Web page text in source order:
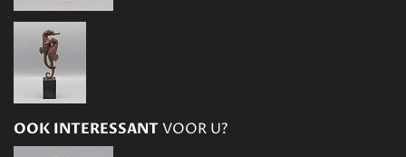
OOK INTERESSANTVOOR U?